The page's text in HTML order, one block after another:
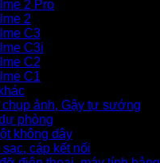
2 Pro
2
C3
C3i
C2
C1
chụp ảnh, Gậy tự sướng
phòng
không dây
sạc, cáp kết nối